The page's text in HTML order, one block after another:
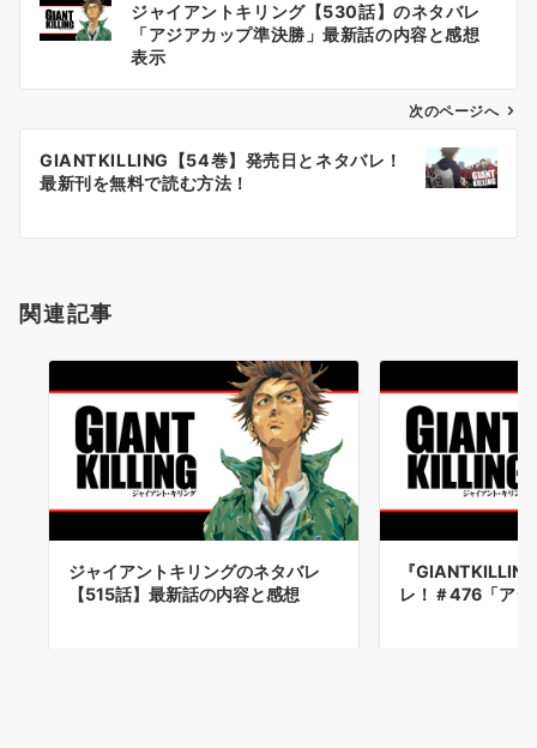
ビ
ン
ジャイアントキリング【530話】のネタバレ
「アジアカップ準決勝」最新話の内容と感想
表示
次のページへ
GIANTKILLING【54巻】発売日とネタバレ！
最新刊を無料で読む方法！
関連記事
ジャイアントキリングのネタバレ
【515話】最新話の内容と感想
『
レ！＃476「ア